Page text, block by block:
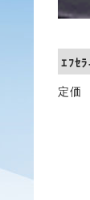
ｴﾌｾ
定